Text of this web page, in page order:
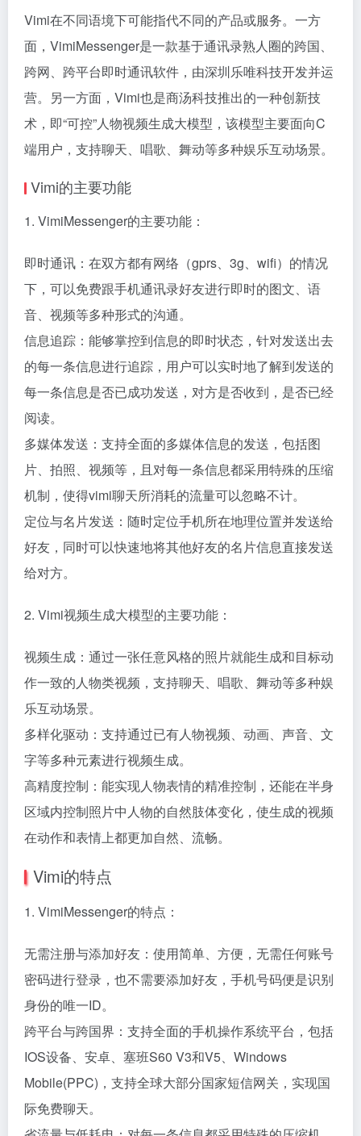
Vimi在不同语境下可能指代不同的产品或服务。一方
面，VimiMessenger是一款基于通讯录熟人圈的跨国、
跨网、跨平台即时通讯软件，由深圳乐唯科技开发并运
营。另一方面，Vimi也是商汤科技推出的一种创新技
术，即“可控”人物视频生成大模型，该模型主要面向C
端用户，支持聊天、唱歌、舞动等多种娱乐互动场景。
Vimi的主要功能
1. VimiMessenger的主要功能：
即时通讯：在双方都有网络（gprs、3g、wifi）的情况
下，可以免费跟手机通讯录好友进行即时的图文、语
音、视频等多种形式的沟通。
信息追踪：能够掌控到信息的即时状态，针对发送出去
的每一条信息进行追踪，用户可以实时地了解到发送的
每一条信息是否已成功发送，对方是否收到，是否已经
阅读。
多媒体发送：支持全面的多媒体信息的发送，包括图
片、拍照、视频等，且对每一条信息都采用特殊的压缩
机制，使得vimi聊天所消耗的流量可以忽略不计。
定位与名片发送：随时定位手机所在地理位置并发送给
好友，同时可以快速地将其他好友的名片信息直接发送
给对方。
2. Vimi视频生成大模型的主要功能：
视频生成：通过一张任意风格的照片就能生成和目标动
作一致的人物类视频，支持聊天、唱歌、舞动等多种娱
乐互动场景。
多样化驱动：支持通过已有人物视频、动画、声音、文
字等多种元素进行视频生成。
高精度控制：能实现人物表情的精准控制，还能在半身
区域内控制照片中人物的自然肢体变化，使生成的视频
在动作和表情上都更加自然、流畅。
Vimi的特点
1. VimiMessenger的特点：
无需注册与添加好友：使用简单、方便，无需任何账号
密码进行登录，也不需要添加好友，手机号码便是识别
身份的唯一ID。
跨平台与跨国界：支持全面的手机操作系统平台，包括
IOS设备、安卓、塞班S60 V3和V5、Windows
Mobile(PPC)，支持全球大部分国家短信网关，实现国
际免费聊天。